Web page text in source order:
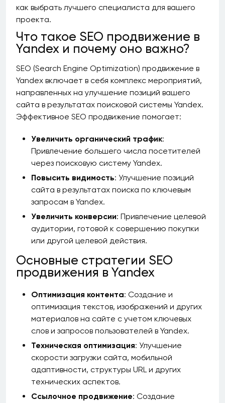
как выбрать лучшего специалиста для вашего
проекта.
Что такое SEO продвижение в
Yandex и почему оно важно?
SEO (Search Engine Optimization) продвижение в
Yandex включает в себя комплекс мероприятий,
направленных на улучшение позиций вашего
сайта в результатах поисковой системы Yandex.
Эффективное SEO продвижение помогает:
Увеличить органический трафик:
Привлечение большего числа посетителей
через поисковую систему Yandex.
Повысить видимость: Улучшение позиций
сайта в результатах поиска по ключевым
запросам в Yandex.
Увеличить конверсии: Привлечение целевой
аудитории, готовой к совершению покупки
или другой целевой действия.
Основные стратегии SEO
продвижения в Yandex
Оптимизация контента: Создание и
оптимизация текстов, изображений и других
материалов на сайте с учетом ключевых
слов и запросов пользователей в Yandex.
Техническая оптимизация: Улучшение
скорости загрузки сайта, мобильной
адаптивности, структуры URL и других
технических аспектов.
Ссылочное продвижение: Создание